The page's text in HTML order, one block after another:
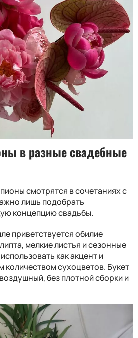
в разные свадебные
смотрятся в сочетаниях с
лишь подобрать
концепцию свадьбы.
приветствуется обилие
мелкие листья и сезонные
как акцент и
количеством сухоцветов. Букет
без плотной сборки и